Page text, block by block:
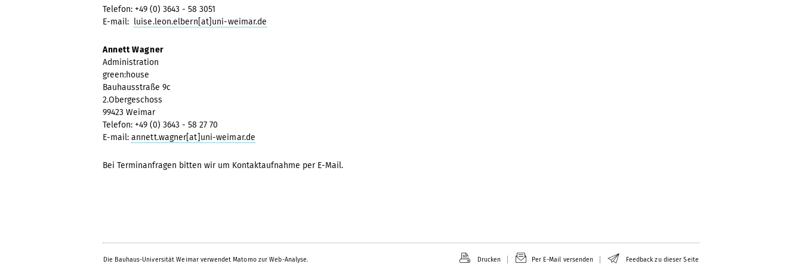
Telefon: +49 (0) 3643 - 58 3051
E-mail: luise.leon.elbern[at]uni-weimar.de
Annett Wagner
Administration
green:house
Bauhausstraße 9c
2.Obergeschoss
99423 Weimar
Telefon: +49 (0) 3643 - 58 27 70
E-mail: annett.wagner[at]uni-weimar.de
Bei Terminanfragen bitten wir um Kontaktaufnahme per E-Mail.
Die Bauhaus-Universität Weimar verwendet Matomo zur Web-Analyse. Drucken Per E-Mail versenden Feedback zu dieser Seite